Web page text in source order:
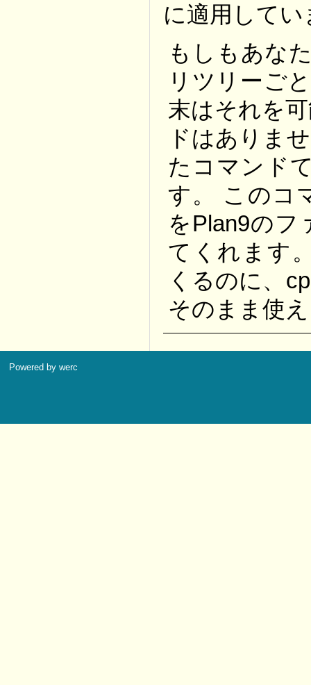
に適用してい
もしもあな
リツリーご
末はそれを
ドはありま
たコマンド
す。 このコ
をPlan9のフ
てくれます
くるのに、
そのまま使
Powered by werc